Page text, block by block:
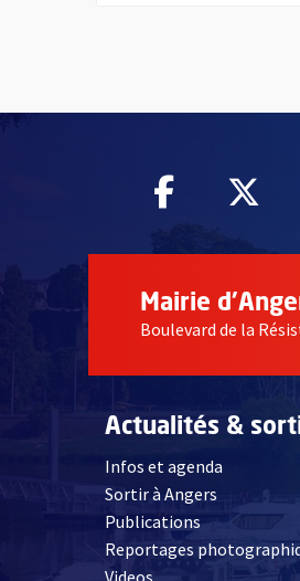
Facebook
, Ouvre ,
Mairie
Boulevard de la
Actualités &
Infos et agenda
Sortir à Angers
Publications
Reportages
Videos, Ouvre une